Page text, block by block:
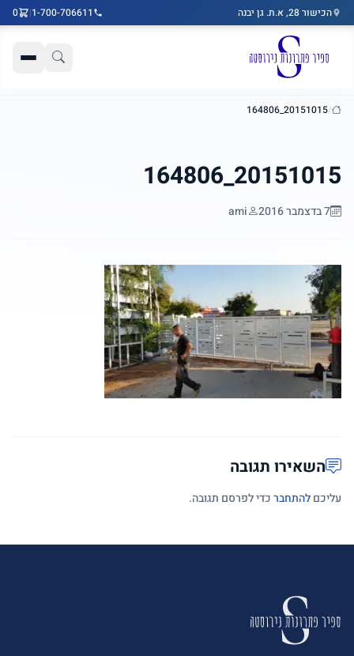
דלג לתוכן הראשי
הכישור 28, א.ת. גן יבנה 1-700-706611
|
0
בית
/
20151015_164806
20151015_164806
7 בדצמבר 2016 ami
השאירו תגובה
עליכםלהתחברכדי לפרסם תגובה.